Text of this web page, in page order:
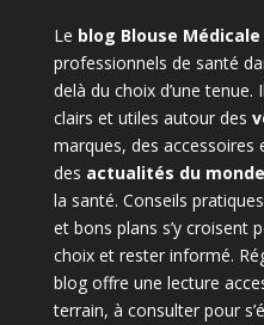
Le blog Blouse Médicale
professionnels de santé
delà du choix d’une
clairs et utiles autour des
marques, des accessoires
des actualités du
la santé. Conseils
et bons plans s’y croisent
choix et rester informé.
blog offre une lecture
terrain, à consulter pour